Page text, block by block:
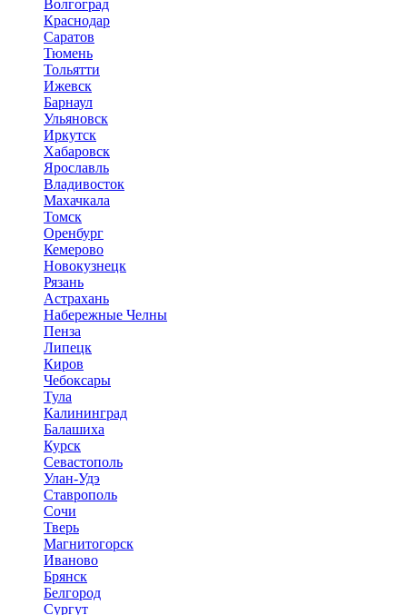
Волгоград
Краснодар
Саратов
Тюмень
Тольятти
Ижевск
Барнаул
Ульяновск
Иркутск
Хабаровск
Ярославль
Владивосток
Махачкала
Томск
Оренбург
Кемерово
Новокузнецк
Рязань
Астрахань
Набережные Челны
Пенза
Липецк
Киров
Чебоксары
Тула
Калининград
Балашиха
Курск
Севастополь
Улан-Удэ
Ставрополь
Сочи
Тверь
Магнитогорск
Иваново
Брянск
Белгород
Сургут